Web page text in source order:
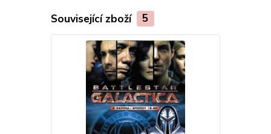
Související zboží 5